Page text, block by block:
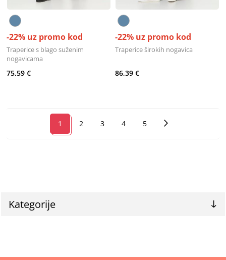
Kategorije
-22% uz promo kod
Traperice s blago suženim
nogavicama
75,59 €
-22% uz promo kod
Traperice širokih nogavica
86,39 €
1 2 3 4 5